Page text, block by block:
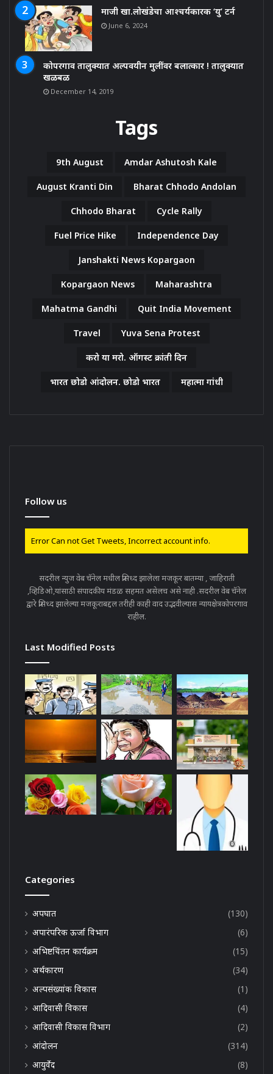
माजी खा.लोखंडेचा आश्चर्यकारक ‘यु’ टर्न
June 6, 2024
कोपरगाव तालुक्यात अल्पवयीन मुलींवर बलात्कार ! तालुक्यात
खळबळ
December 14, 2019
Tags
9th August Amdar Ashutosh Kale
August Kranti Din Bharat Chhodo Andolan
Chhodo Bharat Cycle Rally
Fuel Price Hike Independence Day
Janshakti News Kopargaon
Kopargaon News Maharashtra
Mahatma Gandhi Quit India Movement
Travel Yuva Sena Protest
करो या मरो. ऑगस्ट क्रांती दिन
भारत छोडो आंदोलन. छोडो भारत महात्मा गांधी
Follow us
Error Can not Get Tweets, Incorrect account info.
सदरील न्युज वेब चॅनेल मधील प्रसिध्द झालेला मजकूर बातम्या , जाहिराती
,व्हिडिओ,यांसाठी संपादकीय मंडळ सहमत असेलच असे नाही .सदरील वेब चॅनेल
द्वारे प्रसिध्द झालेल्या मजकूराबद्दल तरीही काही वाद उद्भवील्यास न्यायक्षेत्रकोपरगाव
राहील.
Last Modified Posts
Categories
अपघात
(130)
अपारंपरिक ऊर्जा विभाग
(6)
अभिष्टचिंतन कार्यक्रम
(15)
अर्थकारण
(34)
अल्पसंख्यांक विकास
(1)
आदिवासी विकास
(4)
आदिवासी विकास विभाग
(2)
आंदोलन
(314)
आयुर्वेद
(8)